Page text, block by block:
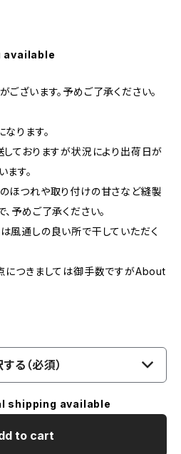
available
ざいます。予めご了承ください。
ります。
ておりますが状況により出荷日が
す。
ほつれや取り付けの甘さなど縫製
予めご了承ください。
風通しの良い所で干していただく
につきましては御手数ですがAbout
る（必須）
shipping available
to cart